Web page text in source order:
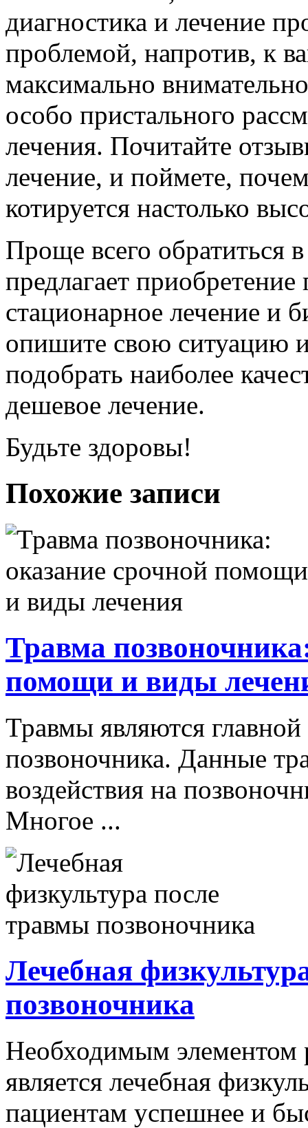
диагностика и лечение
проблемой, напротив, к
максимально
особо пристального
лечения. Почитайте
лечение, и поймете,
котируется настолько
Проще всего обратиться
предлагает
стационарное лечение и
опишите свою ситуацию
подобрать наиболее
дешевое лечение.
Будьте здоровы!
Похожие записи
Травма
помощи и виды
Травмы являются
позвоночника. Данные
воздействия на
Многое ...
Лечебная
позвоночника
Необходимым элементом
является лечебная
пациентам успешнее и